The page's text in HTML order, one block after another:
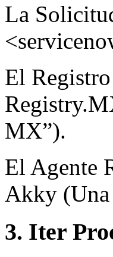
La
El
MX”).
El Agente
Akky
3. Iter